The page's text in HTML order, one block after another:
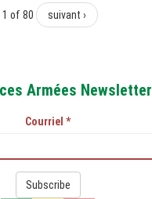
1 of 80 suivant ›
Armées Newsletter
Courriel *
Subscribe